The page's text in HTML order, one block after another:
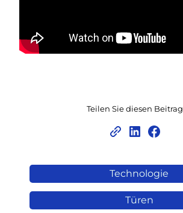
Teilen Sie diesen Beitrag
Technologie
Türen